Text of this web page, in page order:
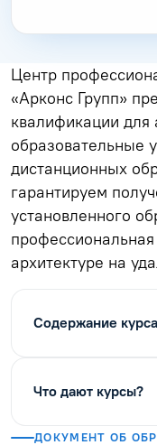
Центр
«Арконс Групп»
квалификации для
образовательные
дистанционных
гарантируем
установленного
архитектуре на
Содержание курса
Что дают курсы?
ДОКУМЕНТ ОБ